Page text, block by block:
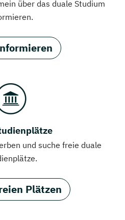
über das duale Studium
und suche freie duale
Plätzen